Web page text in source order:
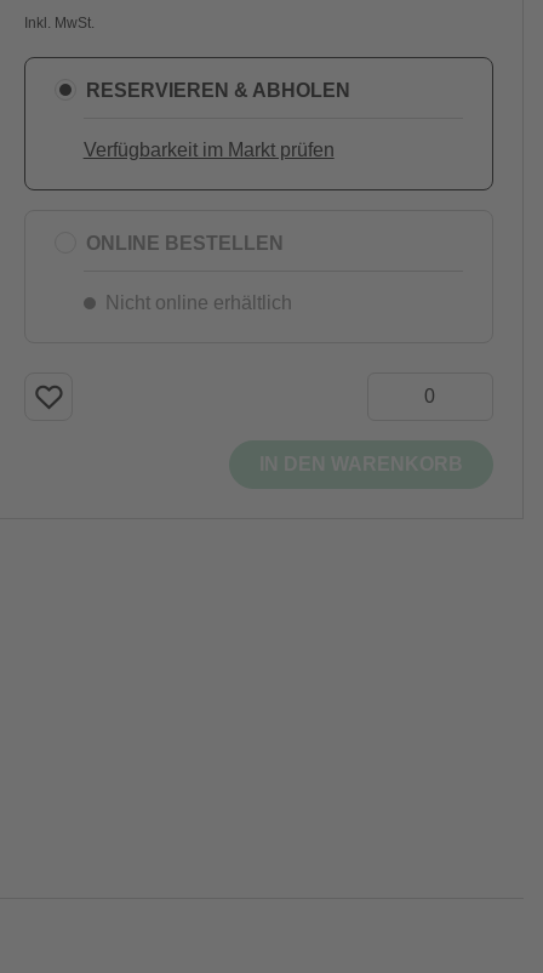
Inkl. MwSt.
RESERVIEREN & ABHOLEN
Verfügbarkeit im Markt prüfen
ONLINE BESTELLEN
Nicht online erhältlich